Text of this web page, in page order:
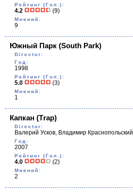
Рейтинг (Гол.):
4.2 (9)
Мнений:
9
Южный Парк (South Park)
Director:
Год:
1998
Рейтинг (Гол.):
5.0 (3)
Мнений:
1
Капкан (Тrap)
Director:
Валерий Усков, Владимир Краснопольский
Год:
2007
Рейтинг (Гол.):
4.0 (2)
Мнений:
2